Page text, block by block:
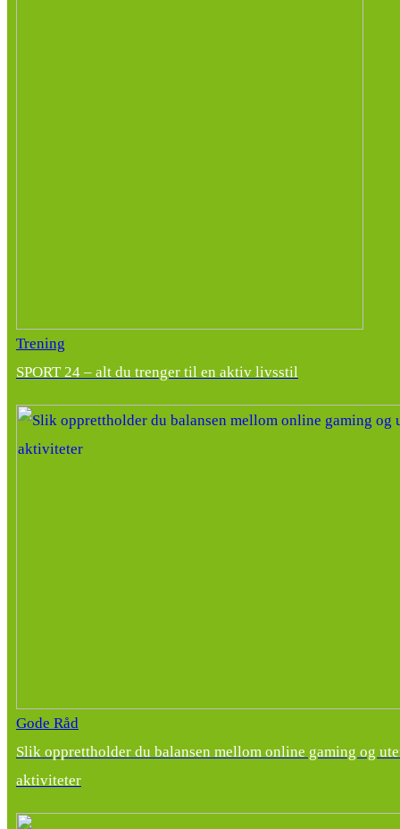
Trening
SPORT 24 – alt du trenger til en aktiv livsstil
Gode Råd
Slik opprettholder du balansen mellom online gaming og
aktiviteter